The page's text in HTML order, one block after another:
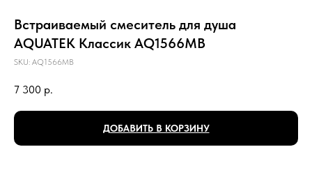
Встраиваемый смеситель для душа
AQUATEK Классик AQ1566MB
SKU: AQ1566MB
7 300 р.
ДОБАВИТЬ В КОРЗИНУ